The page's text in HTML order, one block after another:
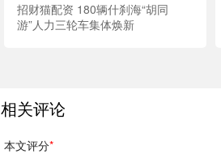
招财猫配资 180辆什刹海“胡同
游”人力三轮车集体焕新
相关评论
本文评分*